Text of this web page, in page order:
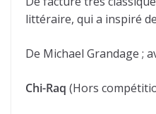
littéraire, qui a inspiré
De Michael Grandage ;
Chi-Raq (Hors